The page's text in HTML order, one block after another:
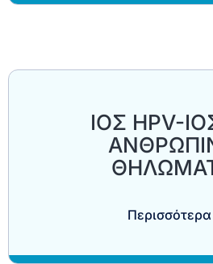
ΙΟΣ HPV-